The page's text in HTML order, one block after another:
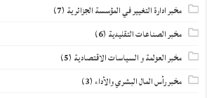
مخبر ادارة التغيير في المؤسسة الجزائرية (7)
مخبر الصناعات التقليدية (6)
مخبر العولمة و السياسات الاقتصادية (5)
مخبر رأس المال البشري والأداء(3)